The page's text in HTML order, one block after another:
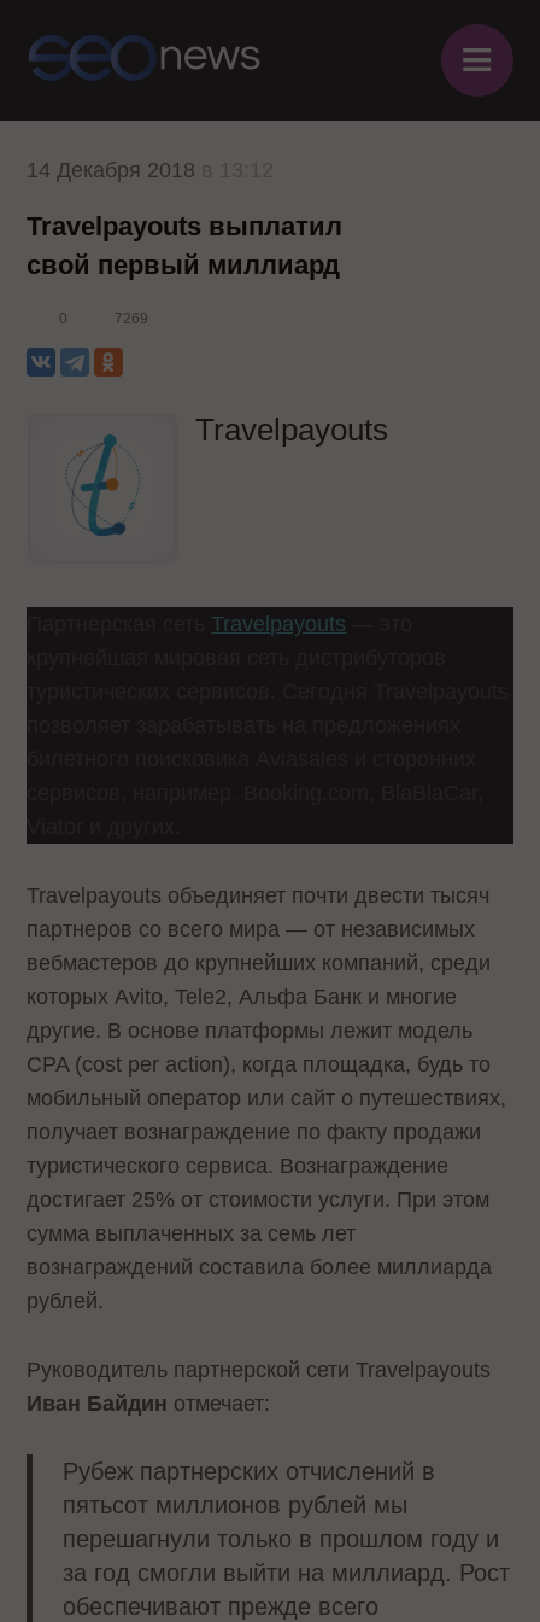
≡
14 Декабря 2018
Travelpayouts выплатил
свой первый миллиард
0 7269
Travelpayouts
Партнерская сетьTravelpayouts
Travelpayouts объединяет почти двести тысяч
партнеров со всего мира — от независимых
вебмастеров до крупнейших компаний, среди
которых Avito, Tele2, Альфа Банк и многие
другие. В основе платформы лежит модель
CPA (cost per action), когда площадка, будь то
мобильный оператор или сайт о путешествиях,
получает вознаграждение по факту продажи
туристического сервиса. Вознаграждение
достигает 25% от стоимости услуги. При этом
сумма выплаченных за семь лет
вознаграждений составила более миллиарда
рублей.
Руководитель партнерской сети Travelpayouts
Иван Байдин отмечает:
Рубеж партнерских отчислений в
пятьсот миллионов рублей мы
перешагнули только в прошлом году и
за год смогли выйти на миллиард. Рост
обеспечивают прежде всего